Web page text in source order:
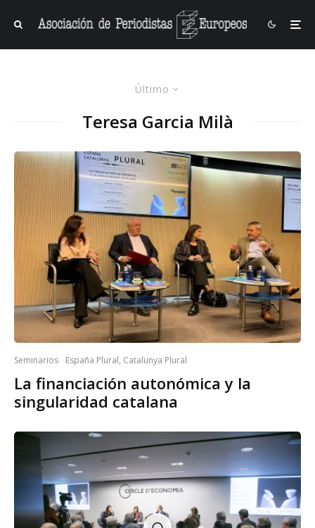
Último
Teresa Garcia Milà
Seminarios España Plural, Catalunya Plural
La financiación autonómica y la
singularidad catalana